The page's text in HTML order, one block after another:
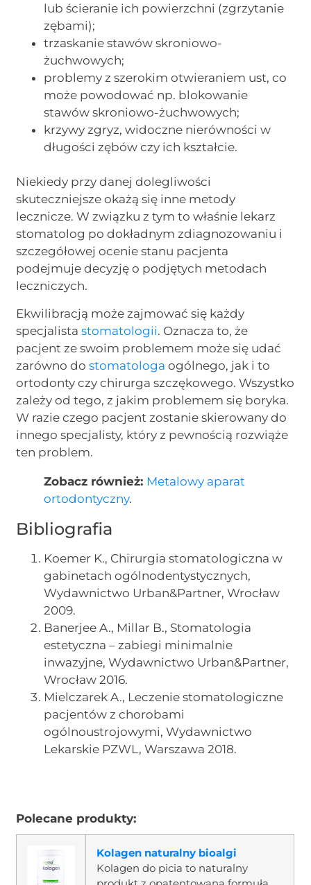
lub ścieranie ich powierzchni (zgrzytanie
zębami);
trzaskanie stawów skroniowo-
żuchwowych;
problemy z szerokim otwieraniem ust, co
może powodować np. blokowanie
stawów skroniowo-żuchwowych;
krzywy zgryz, widoczne nierówności w
długości zębów czy ich kształcie.
Niekiedy przy danej dolegliwości
skuteczniejsze okażą się inne metody
lecznicze. W związku z tym to właśnie lekarz
stomatolog po dokładnym zdiagnozowaniu i
szczegółowej ocenie stanu pacjenta
podejmuje decyzję o podjętych metodach
leczniczych.
Ekwilibracją może zajmować się każdy
specjalistastomatologii. Oznacza to, że
pacjent ze swoim problemem może się udać
zarówno dostomatologa ogólnego, jak i to
ortodonty czy chirurga szczękowego. Wszystko
zależy od tego, z jakim problemem się boryka.
W razie czego pacjent zostanie skierowany do
innego specjalisty, który z pewnością rozwiąże
ten problem.
Zobacz również: Metalowy aparat
ortodontyczny.
Bibliografia
Koemer K., Chirurgia stomatologiczna w
gabinetach ogólnodentystycznych,
Wydawnictwo Urban&Partner, Wrocław
2009.
Banerjee A., Millar B., Stomatologia
estetyczna – zabiegi minimalnie
inwazyjne, Wydawnictwo Urban&Partner,
Wrocław 2016.
Mielczarek A., Leczenie stomatologiczne
pacjentów z chorobami
ogólnoustrojowymi, Wydawnictwo
Lekarskie PZWL, Warszawa 2018.
Polecane produkty:
Kolagen naturalny bioalgi
Kolagen do picia to naturalny